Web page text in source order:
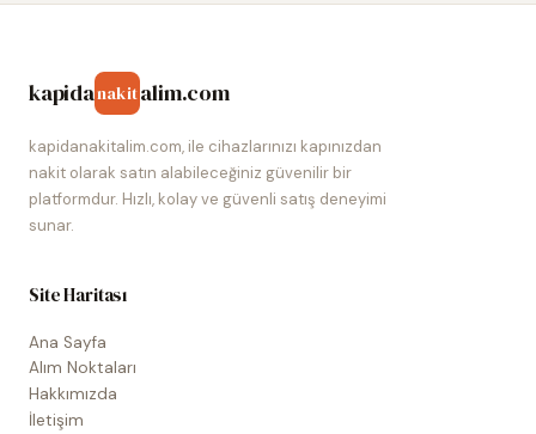
kapidanakitalim.com
kapidanakitalim.com, ile cihazlarınızı kapınızdan
nakit olarak satın alabileceğiniz güvenilir bir
platformdur. Hızlı, kolay ve güvenli satış deneyimi
sunar.
Site Haritası
Ana Sayfa
Alım Noktaları
Hakkımızda
İletişim